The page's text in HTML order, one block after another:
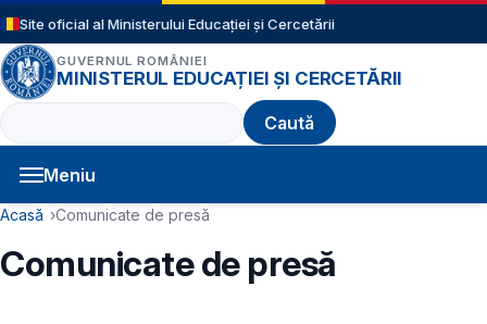
Sari la conținutul principal
Site oficial al Ministerului Educației și Cercetării
GUVERNUL ROMÂNIEI
MINISTERUL EDUCAȚIEI ȘI CERCETĂRII
Caută
Meniu
Navigație principală
Cale de navigare
Acasă Comunicate de presă
Comunicate de presă